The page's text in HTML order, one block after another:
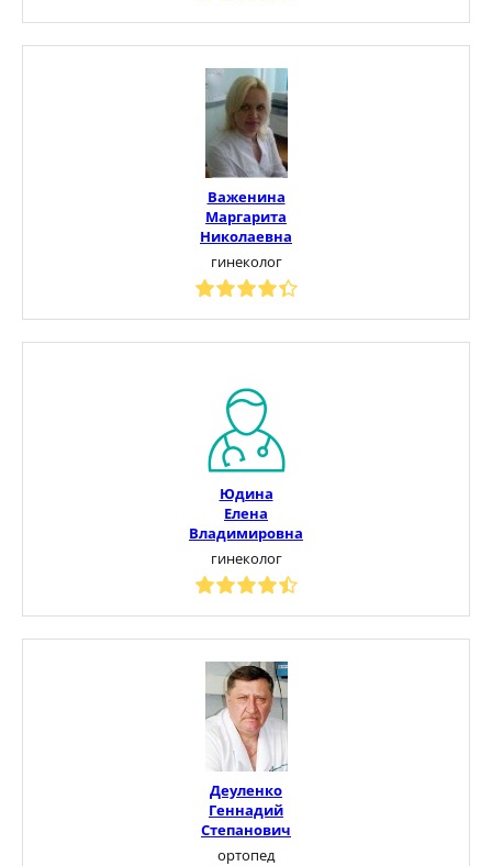
Важенина
Маргарита
Николаевна
гинеколог
Юдина
Елена
Владимировна
гинеколог
Деуленко
Геннадий
Степанович
ортопед